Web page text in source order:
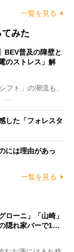
一覧を見る
みた
BEV普及の障壁と
のストレス」解
ト」の潮流も、
…
した「フォレスタ
には理由があっ
一覧を見る
ローニ」「山崎」
隠れ家バーで1…